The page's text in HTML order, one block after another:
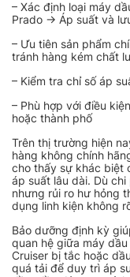
– Xác định loại máy
Prado → Áp suất và
– Ưu tiên sản phẩm
tránh hàng kém chất
– Kiểm tra chỉ số áp
– Phù hợp với điều
hoặc thành phố
Trên thị trường hiện
hàng không chính
cho thấy sự khác biệt
áp suất lâu dài. Dù
nhưng rủi ro hư hỏng
dụng linh kiện không
Bảo dưỡng định kỳ
quan hệ giữa máy
Cruiser bị tắc hoặc
quá tải để duy trì áp